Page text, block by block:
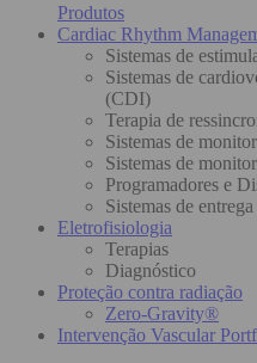
Produtos
Cardiac Rhythm
Sistemas de
Sistemas de
(CDI)
Terapia de
Sistemas de
Sistemas de
Programadores e
Sistemas de
Eletrofisiologia
Terapias
Diagnóstico
Proteção contra radiação
Zero-Gravity®
Intervenção Vascular